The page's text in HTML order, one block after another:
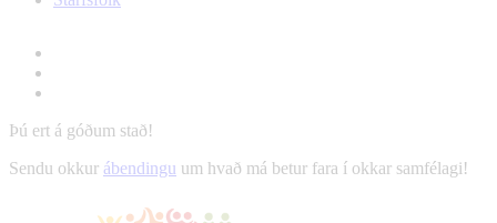
Þú ert á góðum stað!
Sendu okkur ábendingu um hvað má betur fara í okkar samfélagi!